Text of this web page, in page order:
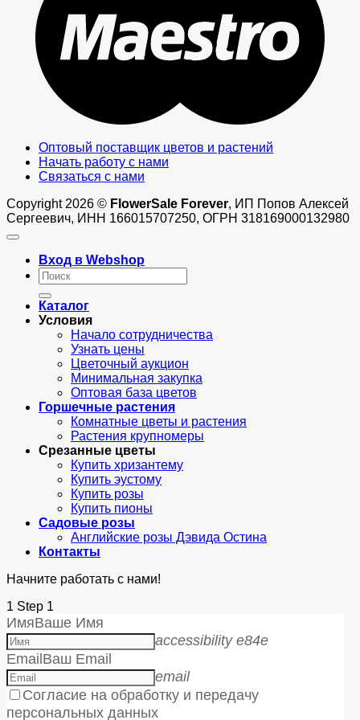
Оптовый поставщик цветов и растений
Начать работу с нами
Связаться с нами
Copyright 2026 © FlowerSale Forever, ИП Попов Алексей
Сергеевич, ИНН 166015707250, ОГРН 318169000132980
Вход в Webshop
Искать:
Каталог
Условия
Начало сотрудничества
Узнать цены
Цветочный аукцион
Минимальная закупка
Оптовая база цветов
Горшечные растения
Комнатные цветы и растения
Растения крупномеры
Срезанные цветы
Купить хризантему
Купить эустому
Купить розы
Купить пионы
Садовые розы
Английские розы Дэвида Остина
Контакты
Начните работать с нами!
1 Step 1
ИмяВаше Имя
accessibility e84e
EmailВаш Email
email
Согласие на обработку и передачу
персональных данных